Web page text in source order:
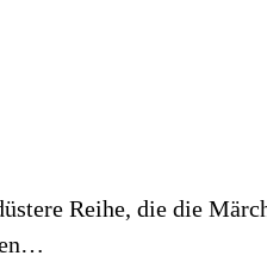
Reihe, die die